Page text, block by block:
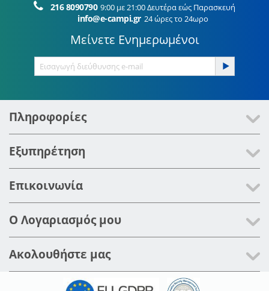
216 8090790 9:00 με 21:00 Δευτέρα εώς Παρασκευή
info@e-campi.gr 24 ώρες το 24ωρο
Μείνετε Ενημερωμένοι
Πληροφορίες
Εξυπηρέτηση
Επικοινωνία
Ο Λογαριασμός μου
Ακολουθήστε μας